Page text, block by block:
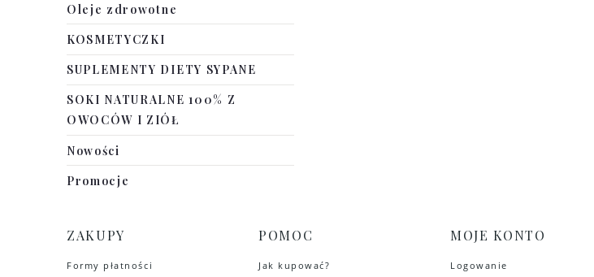
Oleje zdrowotne
KOSMETYCZKI
SUPLEMENTY DIETY SYPANE
SOKI NATURALNE 100% Z
OWOCÓW I ZIÓŁ
Nowości
Promocje
ZAKUPY
Formy płatności
POMOC
Jak kupować?
MOJE KONTO
Logowanie